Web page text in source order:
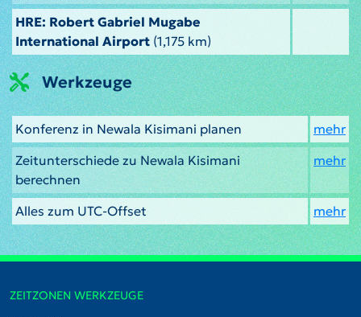
HRE: Robert Gabriel Mugabe
International Airport (1,175 km)
Werkzeuge
Konferenz in Newala Kisimani planen
mehr
Zeitunterschiede zu Newala Kisimani
berechnen
mehr
Alles zum UTC-Offset mehr
ZEITZONEN WERKZEUGE